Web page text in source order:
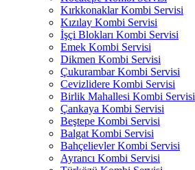
Kırkkonaklar Kombi Servisi
Kızılay Kombi Servisi
İşçi Blokları Kombi Servisi
Emek Kombi Servisi
Dikmen Kombi Servisi
Çukurambar Kombi Servisi
Cevizlidere Kombi Servisi
Birlik Mahallesi Kombi Servisi
Çankaya Kombi Servisi
Beştepe Kombi Servisi
Balgat Kombi Servisi
Bahçelievler Kombi Servisi
Ayrancı Kombi Servisi